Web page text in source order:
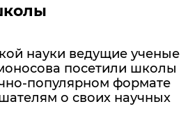
науки ведущие ученые
посетили школы
популярном формате
о своих научных